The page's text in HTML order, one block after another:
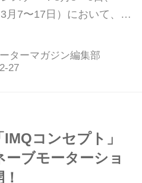
月7〜17日）において、新
「Honda e（ホンダ イ
トタイプモデルを世界初
表した。
ターマガジン編集部
IMQコンセプト」
ーブモーターショ